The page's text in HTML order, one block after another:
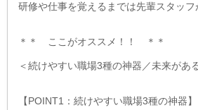
研修や仕事を覚えるまでは先輩スタッフ
＊＊ ここがオススメ！！ ＊＊
＜続けやすい職場3種の神器／未来があ
【POINT1：続けやすい職場3種の神器】